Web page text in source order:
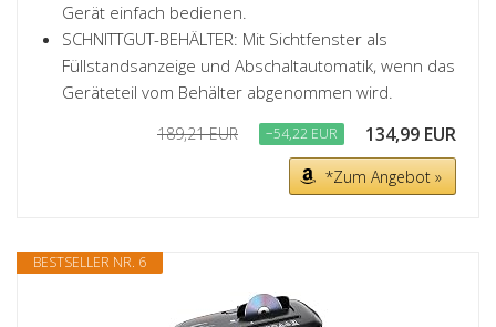
Gerät einfach bedienen.
SCHNITTGUT-BEHÄLTER: Mit Sichtfenster als
Füllstandsanzeige und Abschaltautomatik, wenn das
Geräteteil vom Behälter abgenommen wird.
189,21 EUR −54,22 EUR 134,99 EUR
*Zum Angebot »
BESTSELLER NR. 6